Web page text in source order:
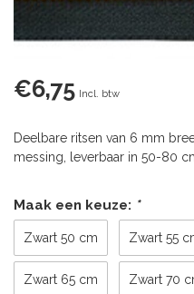
€6,75 Incl. btw
Deelbare ritsen van 6 mm
messing, leverbaar in 50-80
Maak een keuze: *
Zwart 50 cm Zwart 55
Zwart 65 cm Zwart 70